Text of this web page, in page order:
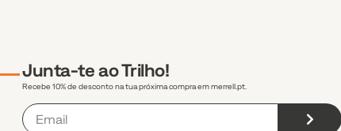
Junta-te ao Trilho!
Recebe 10% de desconto na tua próxima compra em merrell.pt.